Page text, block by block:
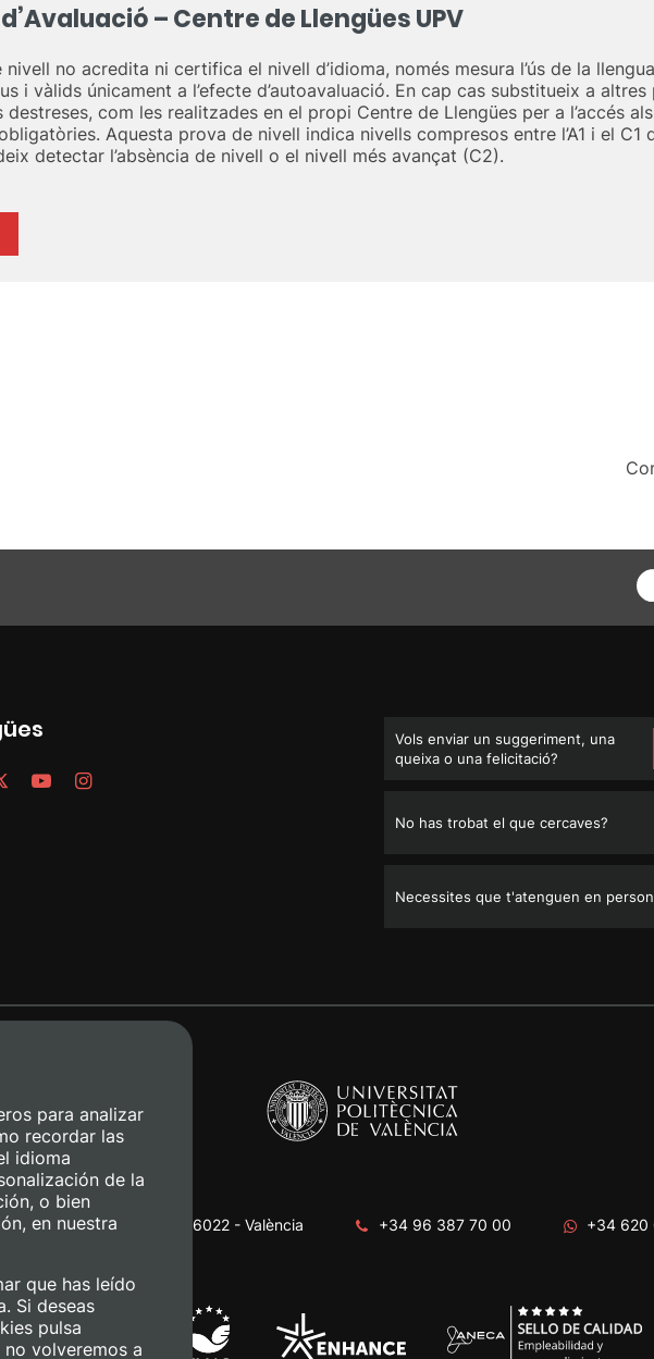
– Centre de Llengües UPV
no acredita ni certifica el nivell d’idioma, només mesura l’ús de la
i vàlids únicament a l’efecte d’autoavaluació. En cap cas substitueix a
destreses, com les realitzades en el propi Centre de Llengües per a l’accés
Aquesta prova de nivell indica nivells compresos entre l’A1 i el C1
detectar l’absència de nivell o el nivell més avançat (C2).
Vols enviar un suggeriment, una
queixa o una felicitació?
No has trobat el que cercaves?
Necessites que t'atenguen en
Camino de Vera, s/n. 46022 - València +34 96 387 70 00 +34 620
para analizar
recordar las
idioma
de la
o bien
en nuestra
que has leído
Si deseas
pulsa
no volveremos a